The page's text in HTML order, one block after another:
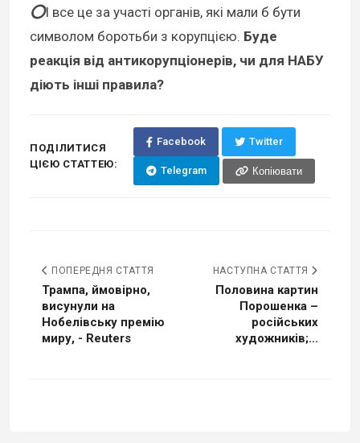
⭕️І все це за участі органів, які мали б бути
символом боротьби з корупцією. Буде
реакція від антикорупціонерів, чи для НАБУ
діють інші правила?
ПОДІЛИТИСЯ
ЦІЄЮ СТАТТЕЮ:
Facebook Twitter
Telegram Копіювати
ПОПЕРЕДНЯ СТАТТЯ
Трампа, ймовірно,
висунули на
Нобелівську премію
миру, - Reuters
НАСТУПНА СТАТТЯ
Половина картин
Порошенка –
російських
художників;...